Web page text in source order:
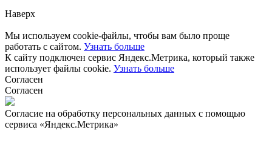
Наверх
Мы используем cookie-файлы, чтобы вам было проще
работать с сайтом. Узнать больше
К сайту подключен сервис Яндекс.Метрика, который также
использует файлы cookie. Узнать больше
Согласен
Согласен
Согласие на обработку персональных данных с помощью
сервиса «Яндекс.Метрика»